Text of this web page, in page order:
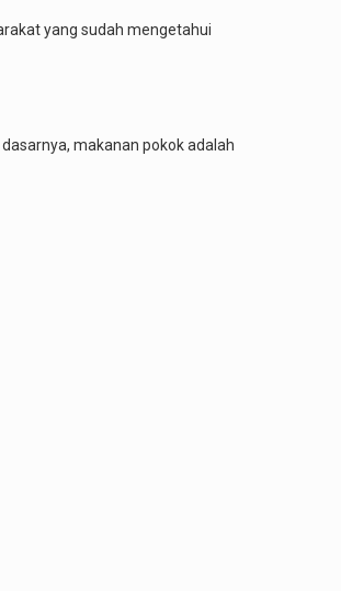
yang sudah mengetahui
makanan pokok adalah